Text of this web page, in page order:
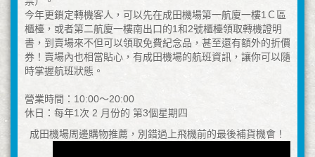
今年更鎖定轉機客人，可以先在成田機場第一航廈一樓1Ｃ區
櫃檯，或者第二航廈一樓南出口的1和2號櫃檯領取轉機證明
書，到賣場來不但可以領取免費紀念品，甚至還有額外的折價
券！賣場內也相當貼心，有成田機場的航班資訊，讓你可以隨
時掌握航班狀態。
營業時間：10:00〜20:00
休日：每年1次 2 月份的 第3個星期四
成田機場周邊購物推薦，別錯過上飛機前的最後補貨機會！